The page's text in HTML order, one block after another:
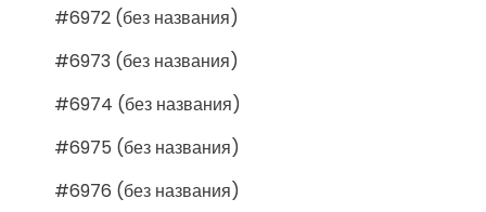
#6972 (без названия)
#6973 (без названия)
#6974 (без названия)
#6975 (без названия)
#6976 (без названия)